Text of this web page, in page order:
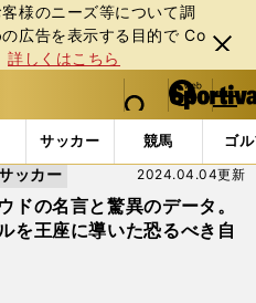
様のニーズ等について調
広告を表⽰する⽬的で Co
詳しくはこちら
閉じ
る
web Sportiva (webスポルティーバ)
検索
マイペ
ー
ジ
メニュ
サッカー 競馬 ゴ
」の最新ニュース・ 情報
ドの名言と驚異のデータ。
を王座に導いた恐るべき自
2024.04.04更新
ッカー